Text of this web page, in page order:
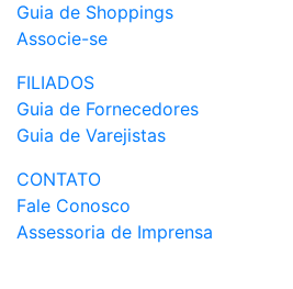
Guia de Shoppings
Associe-se
FILIADOS
Guia de Fornecedores
Guia de Varejistas
CONTATO
Fale Conosco
Assessoria de Imprensa